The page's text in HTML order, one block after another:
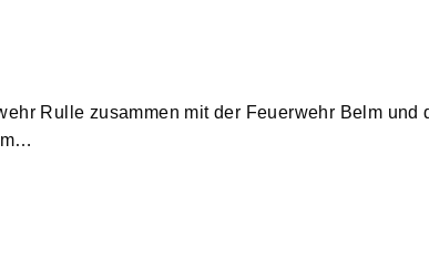
Rulle zusammen mit der Feuerwehr Belm und